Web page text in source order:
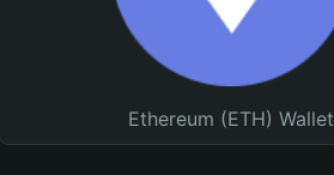
Ethereum (ETH) Wallet